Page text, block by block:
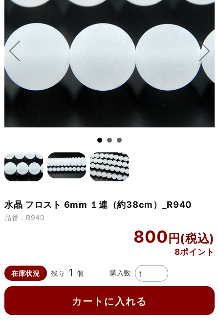
水晶 フロスト 6mm １連（約38cm）_R940
品番：R940
800
8ポイント
在庫状況 残り 1個 購入数
カートに入れる